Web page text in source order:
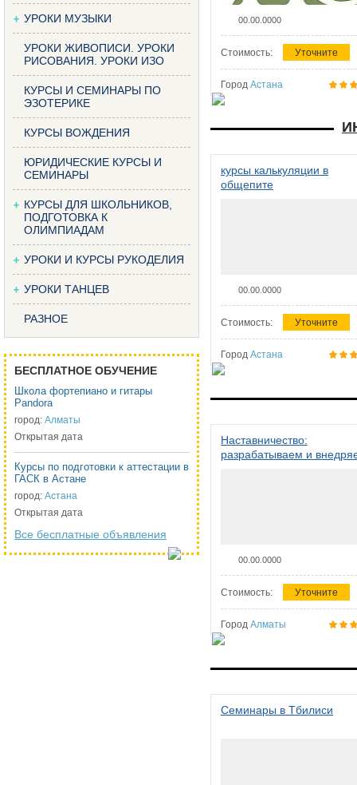
УРОКИ МУЗЫКИ
УРОКИ ЖИВОПИСИ. УРОКИ
РИСОВАНИЯ. УРОКИ ИЗО
КУРСЫ И СЕМИНАРЫ ПО
ЭЗОТЕРИКЕ
КУРСЫ ВОЖДЕНИЯ
ЮРИДИЧЕСКИЕ КУРСЫ И
СЕМИНАРЫ
КУРСЫ ДЛЯ ШКОЛЬНИКОВ,
ПОДГОТОВКА К
ОЛИМПИАДАМ
УРОКИ И КУРСЫ РУКОДЕЛИЯ
УРОКИ ТАНЦЕВ
РАЗНОЕ
БЕСПЛАТНОЕ ОБУЧЕНИЕ
Школа фортепиано и гитары
Pandora
город: Алматы
Открытая дата
Курсы по подготовки к аттестации в
ГАСК в Астане
город: Астана
Открытая дата
Все бесплатные объявления
00.00.0000
Стоимость: Уточните
Город Астана
курсы калькуляции в
общепите
00.00.0000
Стоимость: Уточните
Город Астана
Наставничество:
разрабатываем и
00.00.0000
Стоимость: Уточните
Город Алматы
Семинары в Тбилиси